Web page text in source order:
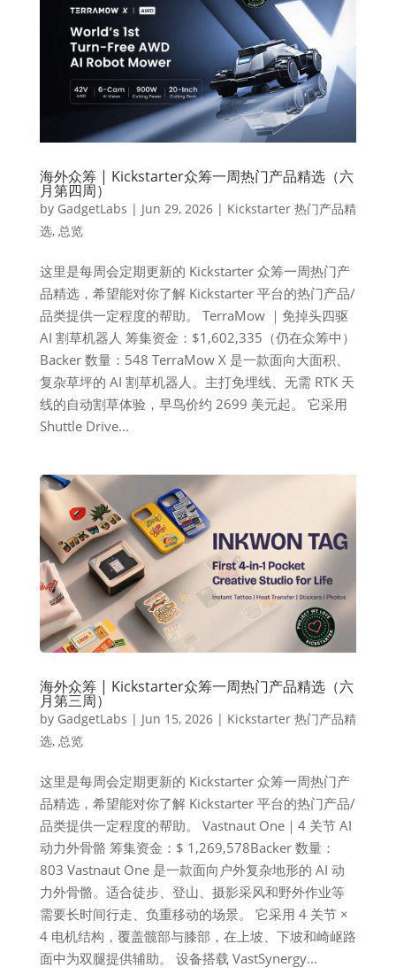
海外众筹 | Kickstarter众筹一周热门产品精选（六
月第四周）
by GadgetLabs | Jun 29, 2026| Kickstarter 热门产品精
选, 总览
这里是每周会定期更新的 Kickstarter 众筹一周热门产
品精选，希望能对你了解 Kickstarter 平台的热门产品/
品类提供一定程度的帮助。 TerraMow ｜免掉头四驱
AI 割草机器人 筹集资金：$1,602,335（仍在众筹中）
Backer 数量：548 TerraMow X 是一款面向大面积、
复杂草坪的 AI 割草机器人。主打免埋线、无需 RTK 天
线的自动割草体验，早鸟价约 2699 美元起。 它采用
Shuttle Drive...
海外众筹 | Kickstarter众筹一周热门产品精选（六
月第三周）
by GadgetLabs | Jun 15, 2026| Kickstarter 热门产品精
选, 总览
这里是每周会定期更新的 Kickstarter 众筹一周热门产
品精选，希望能对你了解 Kickstarter 平台的热门产品/
品类提供一定程度的帮助。 Vastnaut One｜4 关节 AI
动力外骨骼 筹集资金：$ 1,269,578Backer 数量：
803 Vastnaut One 是一款面向户外复杂地形的 AI 动
力外骨骼。适合徒步、登山、摄影采风和野外作业等
需要长时间行走、负重移动的场景。 它采用 4 关节 ×
4 电机结构，覆盖髋部与膝部，在上坡、下坡和崎岖路
面中为双腿提供辅助。 设备搭载 VastSynergy...